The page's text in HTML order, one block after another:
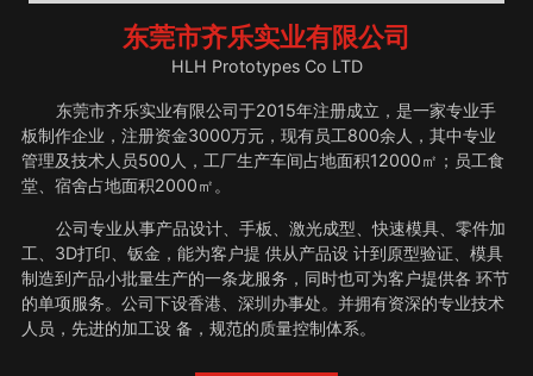
东莞市齐乐实业有限公司
HLH Prototypes Co LTD
东莞市齐乐实业有限公司于2015年注册成立，是一家专业手
板制作企业，注册资金3000万元，现有员工800余人，其中专业
管理及技术人员500人，工厂生产车间占地面积12000㎡；员工食
堂、宿舍占地面积2000㎡。
公司专业从事产品设计、手板、激光成型、快速模具、零件加
工、3D打印、钣金，能为客户提 供从产品设 计到原型验证、模具
制造到产品小批量生产的一条龙服务，同时也可为客户提供各 环节
的单项服务。公司下设香港、深圳办事处。并拥有资深的专业技术
人员，先进的加工设 备，规范的质量控制体系。